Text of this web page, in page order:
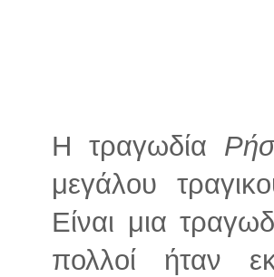
Η τραγωδία
μεγάλου
Είναι μια
πολλοί ήταν